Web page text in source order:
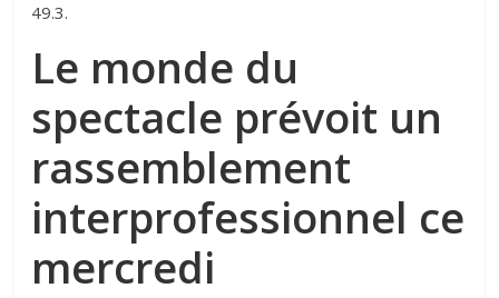
49.3.
Le monde du
spectacle prévoit un
rassemblement
interprofessionnel ce
mercredi